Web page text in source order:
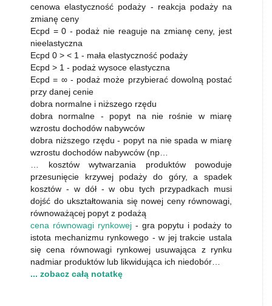
cenowa elastyczność podaży - reakcja podaży na
zmianę ceny
Ecpd = 0 - podaż nie reaguje na zmianę ceny, jest
nieelastyczna
Ecpd 0 > < 1 - mała elastyczność podaży
Ecpd > 1 - podaż wysoce elastyczna
Ecpd = ∞ - podaż może przybierać dowolną postać
przy danej cenie
dobra normalne i niższego rzędu
dobra normalne - popyt na nie rośnie w miarę
wzrostu dochodów nabywców
dobra niższego rzędu - popyt na nie spada w miarę
wzrostu dochodów nabywców (np…
… kosztów wytwarzania produktów powoduje
przesunięcie krzywej podaży do góry, a spadek
kosztów - w dół - w obu tych przypadkach musi
dojść do ukształtowania się nowej ceny równowagi,
równoważącej popyt z podażą
cena równowagi rynkowej- gra popytu i podaży to
istota mechanizmu rynkowego - w jej trakcie ustala
się cena równowagi rynkowej usuwająca z rynku
nadmiar produktów lub likwidująca ich niedobór…
... zobacz całą notatkę